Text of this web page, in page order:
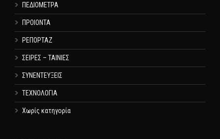
ΠΕΔΙΟΜΕΤΡΑ
ΠΡΟΙΟΝΤΑ
ΡΕΠΟΡΤΑΖ
ΣΕΙΡΕΣ – ΤΑΙΝΙΕΣ
ΣΥΝΕΝΤΕΥΞΕΙΣ
ΤΕΧΝΟΛΟΓΙΑ
Χωρίς κατηγορία